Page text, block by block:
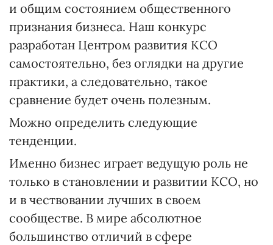
и общим состоянием общественного
признания бизнеса. Наш конкурс
разработан Центром развития КСО
самостоятельно, без оглядки на другие
практики, а следовательно, такое
сравнение будет очень полезным.
Можно определить следующие
тенденции.
Именно бизнес играет ведущую роль не
только в становлении и развитии КСО, но
и в чествовании лучших в своем
сообществе. В мире абсолютное
большинство отличий в сфере